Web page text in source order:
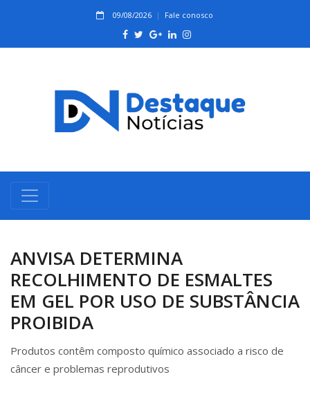
09/08/2026 Fale conosco
ANVISA DETERMINA
RECOLHIMENTO DE ESMALTES
EM GEL POR USO DE SUBSTÂNCIA
PROIBIDA
Produtos contêm composto químico associado a risco de
câncer e problemas reprodutivos